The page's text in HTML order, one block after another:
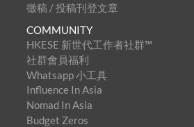
徵稿 / 投稿刊登文章
COMMUNITY
HKESE 新世代工作者社群™
社群會員福利
Whatsapp 小工具
Influence In Asia
Nomad In Asia
Budget Zeros